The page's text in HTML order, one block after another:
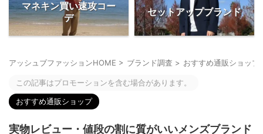
マネキン買い速攻コー
デ
セットアップブランド
アッシュブファッションHOME > ブランド調査 > おすすめ通販ショップ
この記事はプロモーションを含む場合があります。
おすすめ通販ショップ
実物レビュー・値段の割に質がいいメンズブランド